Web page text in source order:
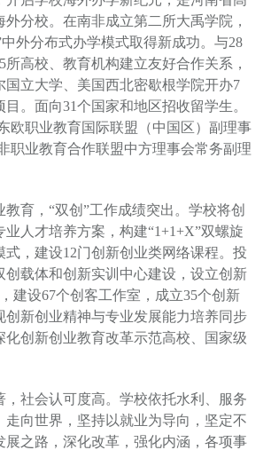
分校。在南非成立第二所大禹学院，
外分布式办学模式取得新成功。与28
所高校、教育机构建立友好合作关系，
国立大学、美国西北密歇根学院开办7
。面向31个国家和地区招收留学生。
欧职业教育国际联盟（中国区）副理事
职业教育合作联盟中方理事会常务副理
教育，“双创”工作成绩突出。学校将创
业人才培养方案，构建“1+1+X”双螺旋
式，建设12门创新创业类网络课程。投
创载体和创新实训中心建设，设立创新
建设67个创客工作室，成立35个创新
创新创业精神与专业发展能力培养同步
化创新创业教育改革示范高校、国家级
，社会认可度高。学校依托水利、服务
走向世界，坚持以就业为导向，坚定不
展之路，深化改革，强化内涵，各项事